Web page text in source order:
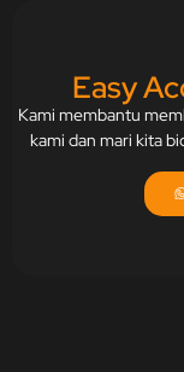
Easy
Kami membantu
kami dan mari kita